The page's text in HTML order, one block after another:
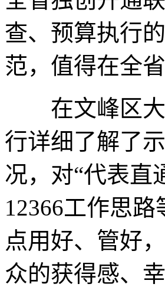
查、预算执行
范，值得在全
在文峰区大
行详细了解了
况，对“代表直
12366工作思
点用好、管好
众的获得感、